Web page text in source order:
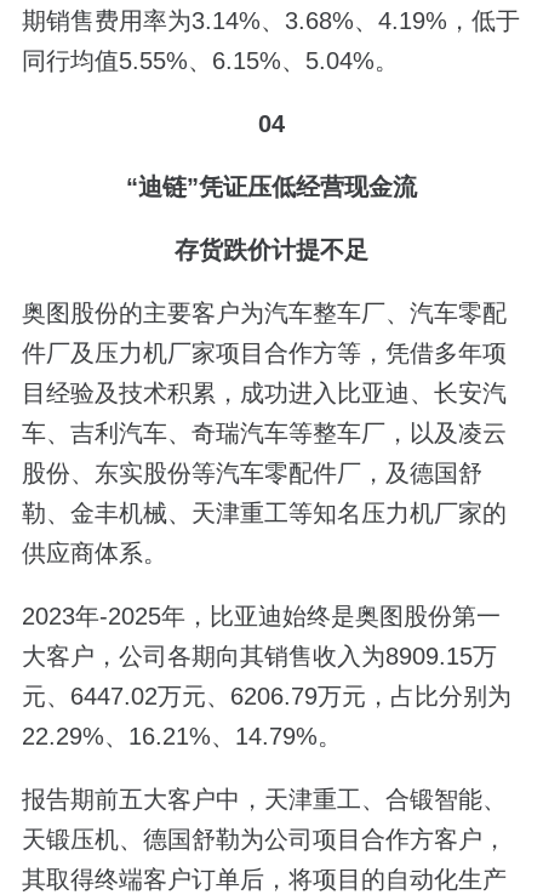
期销售费用率为3.14%、3.68%、4.19%，低于
同行均值5.55%、6.15%、5.04%。
04
“迪链”凭证压低经营现金流
存货跌价计提不足
奥图股份的主要客户为汽车整车厂、汽车零配
件厂及压力机厂家项目合作方等，凭借多年项
目经验及技术积累，成功进入比亚迪、长安汽
车、吉利汽车、奇瑞汽车等整车厂，以及凌云
股份、东实股份等汽车零配件厂，及德国舒
勒、金丰机械、天津重工等知名压力机厂家的
供应商体系。
2023年-2025年，比亚迪始终是奥图股份第一
大客户，公司各期向其销售收入为8909.15万
元、6447.02万元、6206.79万元，占比分别为
22.29%、16.21%、14.79%。
报告期前五大客户中，天津重工、合锻智能、
天锻压机、德国舒勒为公司项目合作方客户，
其取得终端客户订单后，将项目的自动化生产